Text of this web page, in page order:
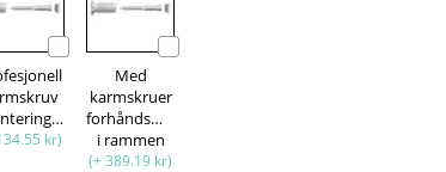
monteringssett
kr)
Med
karmskruer
forhåndsmontert
i rammen
(+ 389.19 kr)